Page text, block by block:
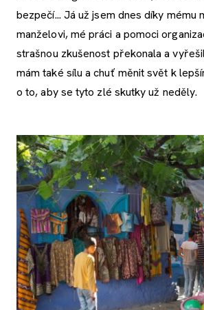
bezpečí... Já už jsem dnes díky mému
manželovi, mé práci a pomoci
strašnou zkušenost překonala a
mám také sílu a chuť měnit svět k
o to, aby se tyto zlé skutky už neděly.